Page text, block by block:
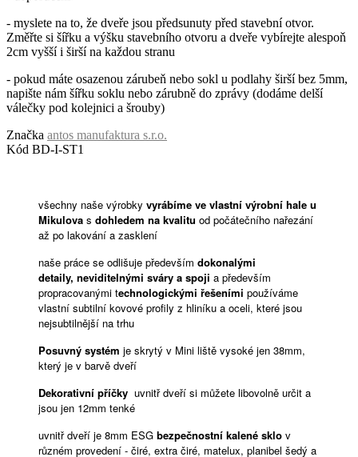
- myslete na to, že dveře jsou předsunuty před stavební otvor.
Změřte si šířku a výšku stavebního otvoru a dveře vybírejte alespoň
2cm vyšší i širší na každou stranu
- pokud máte osazenou zárubeň nebo sokl u podlahy širší bez 5mm,
napište nám šířku soklu nebo zárubně do zprávy (dodáme delší
válečky pod kolejnici a šrouby)
Značka antos manufaktura s.r.o.
Kód BD-I-ST1
všechny naše výrobky vyrábíme ve vlastní výrobní hale u
Mikulova s ​​​​ dohledem na kvalitu od počátečního nařezání
až po lakování a zasklení
naše práce se odlišuje především dokonalými
detaily, neviditelnými sváry a spoji a především
propracovanými technologickými řešeními používáme
vlastní subtilní kovové profily z hliníku a oceli, které jsou
nejsubtilnější na trhu
Posuvný systém je skrytý v Mini liště vysoké jen 38mm,
který je v barvě dveří
Dekorativní příčky uvnitř dveří si můžete libovolně určit a
jsou jen 12mm tenké
uvnitř dveří je 8mm ESG bezpečnostní kalené sklo v
různém provedení - čiré, extra čiré, matelux, planibel šedý a